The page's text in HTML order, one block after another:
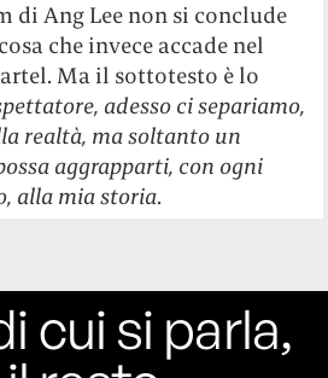
di Ang Lee non si conclude
che invece accade nel
Ma il sottotesto è lo
adesso ci separiamo,
realtà, ma soltanto un
aggrapparti, con ogni
alla mia storia.
cui si parla,